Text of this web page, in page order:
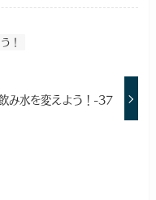
！
み水を変えよう！-37